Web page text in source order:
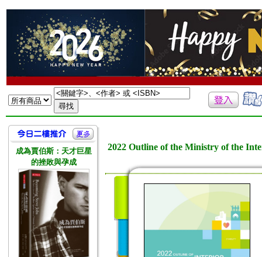
成為賈伯斯：天才巨星
的挫敗與孕成
2022 Outline of the Ministry of the